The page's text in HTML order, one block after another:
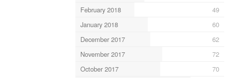
February 2018
49
January 2018
60
December 2017
62
November 2017
72
October 2017
70